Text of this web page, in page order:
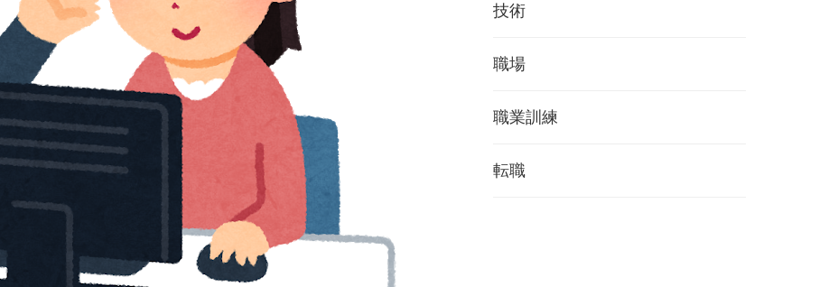
技術
職場
職業訓練
転職